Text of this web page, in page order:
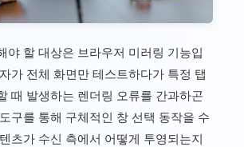
야 할 대상은 브라우저 미러링 기능입
가 전체 화면만 테스트하다가 특정 탭
때 발생하는 렌더링 오류를 간과하곤
구를 통해 구체적인 창 선택 동작을 수
츠가 수신 측에서 어떻게 투영되는지